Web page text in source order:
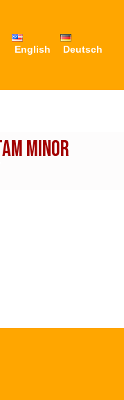
English Deutsch
MINOR